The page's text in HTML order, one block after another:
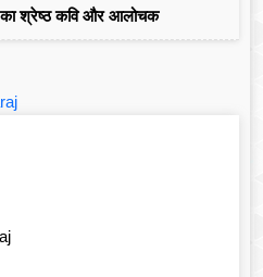
का श्रेष्ठ कवि और आलोचक